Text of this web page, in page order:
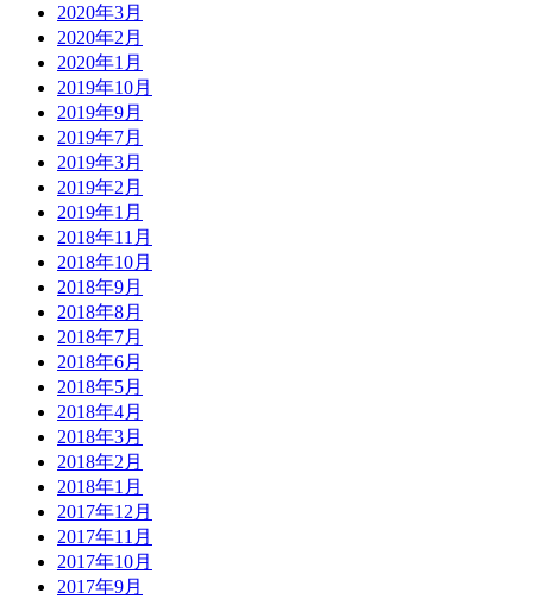
2020年3月
2020年2月
2020年1月
2019年10月
2019年9月
2019年7月
2019年3月
2019年2月
2019年1月
2018年11月
2018年10月
2018年9月
2018年8月
2018年7月
2018年6月
2018年5月
2018年4月
2018年3月
2018年2月
2018年1月
2017年12月
2017年11月
2017年10月
2017年9月